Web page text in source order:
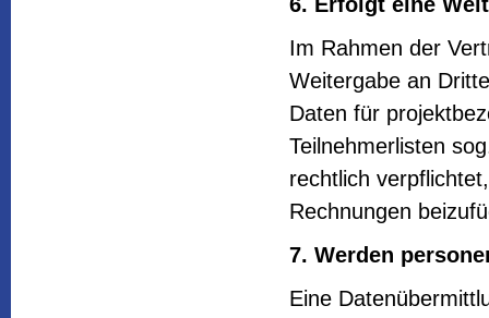
Im Rahmen der
Weitergabe an
Daten für
Teilnehmerlisten
rechtlich
Rechnungen
7. Werden
Eine